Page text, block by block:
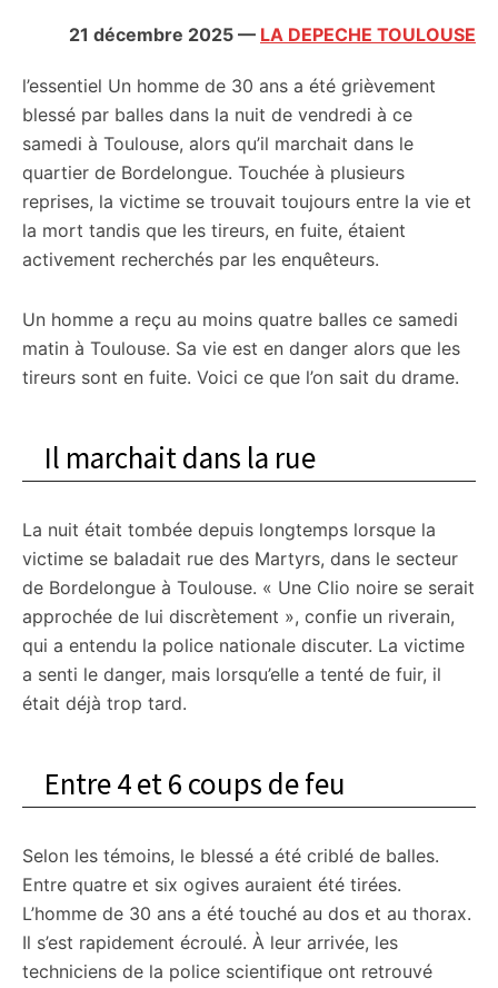
21 décembre 2025 — LA DEPECHE TOULOUSE
l’essentiel Un homme de 30 ans a été grièvement
blessé par balles dans la nuit de vendredi à ce
samedi à Toulouse, alors qu’il marchait dans le
quartier de Bordelongue. Touchée à plusieurs
reprises, la victime se trouvait toujours entre la vie et
la mort tandis que les tireurs, en fuite, étaient
activement recherchés par les enquêteurs.
Un homme a reçu au moins quatre balles ce samedi
matin à Toulouse. Sa vie est en danger alors que les
tireurs sont en fuite. Voici ce que l’on sait du drame.
Il marchait dans la rue
La nuit était tombée depuis longtemps lorsque la
victime se baladait rue des Martyrs, dans le secteur
de Bordelongue à Toulouse. « Une Clio noire se serait
approchée de lui discrètement », confie un riverain,
qui a entendu la police nationale discuter. La victime
a senti le danger, mais lorsqu’elle a tenté de fuir, il
était déjà trop tard.
Entre 4 et 6 coups de feu
Selon les témoins, le blessé a été criblé de balles.
Entre quatre et six ogives auraient été tirées.
L’homme de 30 ans a été touché au dos et au thorax.
Il s’est rapidement écroulé. À leur arrivée, les
techniciens de la police scientifique ont retrouvé